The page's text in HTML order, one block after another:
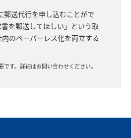
郵送代行を申し込むことがで
を郵送してほしい」という取
のペーパーレス化を両立する
す。詳細はお問い合わせください。